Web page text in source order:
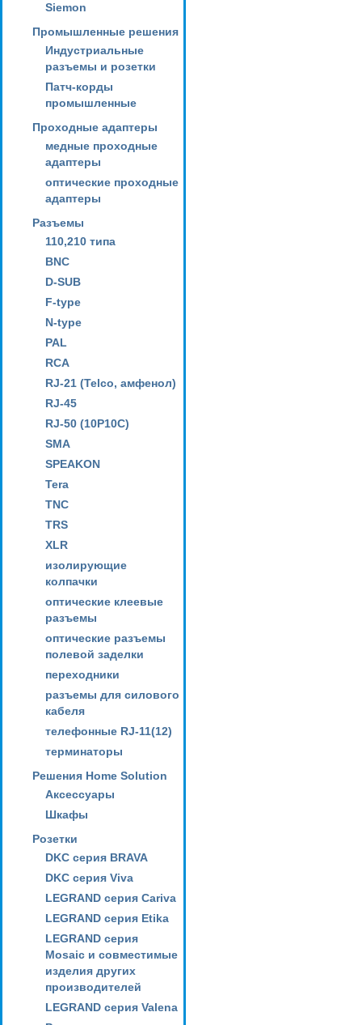
Siemon
Промышленные решения
Индустриальные
разъемы и розетки
Патч-корды
промышленные
Проходные адаптеры
медные проходные
адаптеры
оптические проходные
адаптеры
Разъемы
110,210 типа
BNC
D-SUB
F-type
N-type
PAL
RCA
RJ-21 (Telco, амфенол)
RJ-45
RJ-50 (10P10C)
SMA
SPEAKON
Tera
TNC
TRS
XLR
изолирующие
колпачки
оптические клеевые
разъемы
оптические разъемы
полевой заделки
переходники
разъемы для силового
кабеля
телефонные RJ-11(12)
терминаторы
Решения Home Solution
Аксессуары
Шкафы
Розетки
DKC серия BRAVA
DKC серия Viva
LEGRAND серия Cariva
LEGRAND серия Etika
LEGRAND серия
Mosaic и совместимые
изделия других
производителей
LEGRAND серия Valena